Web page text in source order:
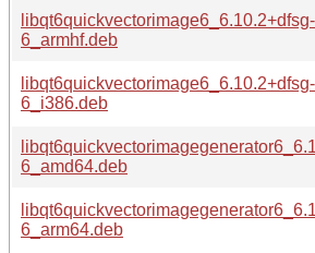
libqt6quickvectorimage6_6.10.2+dfsg-
6_armhf.deb
libqt6quickvectorimage6_6.10.2+dfsg-
6_i386.deb
6_amd64.deb
6_arm64.deb